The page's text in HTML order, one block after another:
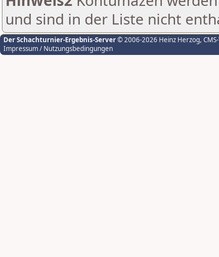
und sind in der Liste nicht
Der Schachturnier-Ergebnis-Server© 2006-2026 Heinz Herzog,
Impressum / Nutzungsbedingungen